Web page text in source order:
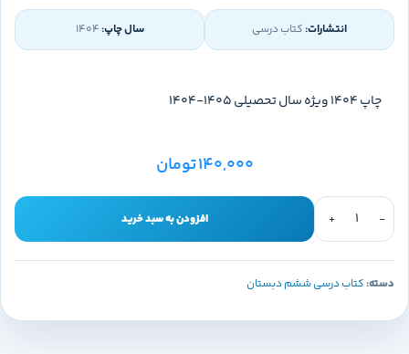
انتشارات: کتاب درسی سال چاپ:
چاپ 1404 ویژه سال تحصیلی 1405-1404
140,000تومان
افزودن به سبد خرید
دسته:کتاب درسی ششم دبستان